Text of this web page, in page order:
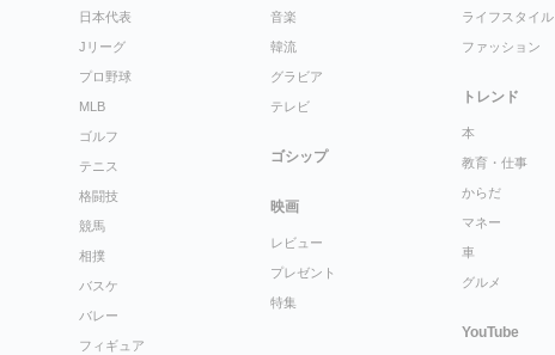
日本代表
Jリーグ
プロ野球
MLB
ゴルフ
テニス
格闘技
競馬
相撲
バスケ
バレー
フィギュア
音楽
韓流
グラビア
テレビ
ゴシップ
映画
レビュー
プレゼント
特集
ライフスタイル
ファッション
トレンド
本
教育・仕事
からだ
マネー
車
グルメ
YouTube